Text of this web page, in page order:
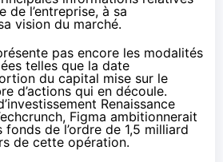
de l’entreprise, à sa
vision du marché.
pas encore les modalités
telles que la date
du capital mise sur le
d’actions qui en découle.
Renaissance
, Figma ambitionnerait
fonds de l’ordre de 1,5 milliard
de cette opération.